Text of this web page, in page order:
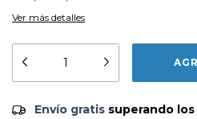
Ver más detalles
Envío gratis
Envío gratis superando los
Subtítulo:
Cómo la reforma
Encuadernación:Tapa Blanda